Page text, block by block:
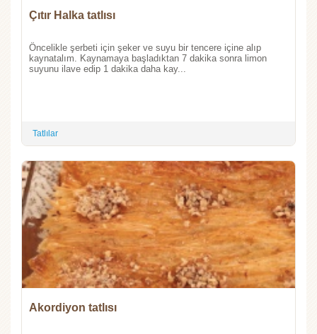
Çıtır Halka tatlısı
Öncelikle şerbeti için şeker ve suyu bir tencere içine alıp
kaynatalım. Kaynamaya başladıktan 7 dakika sonra limon
suyunu ilave edip 1 dakika daha kay...
Tatlılar
Akordiyon tatlısı